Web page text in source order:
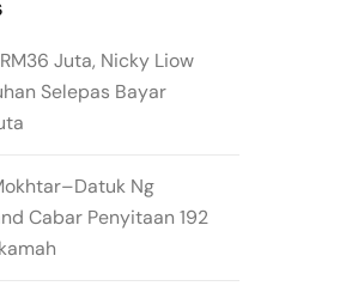
Juta, Nicky Liow
Selepas Bayar
Ng
Cabar Penyitaan 192